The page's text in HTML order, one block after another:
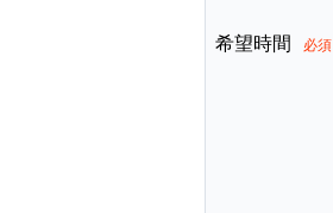
希望時間 必須